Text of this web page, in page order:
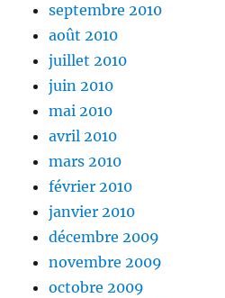
septembre 2010
août 2010
juillet 2010
juin 2010
mai 2010
avril 2010
mars 2010
février 2010
janvier 2010
décembre 2009
novembre 2009
octobre 2009